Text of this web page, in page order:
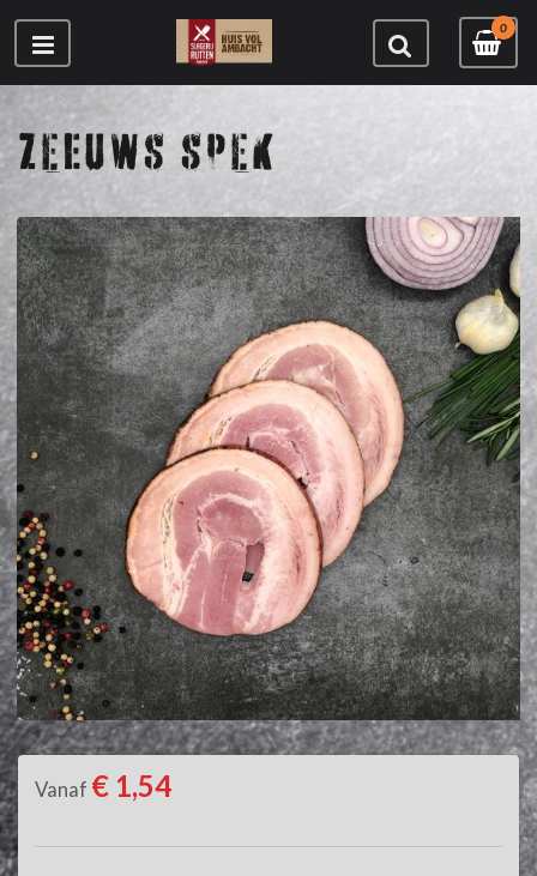
0
ZEEUWS SPEK
Vanaf € 1,54